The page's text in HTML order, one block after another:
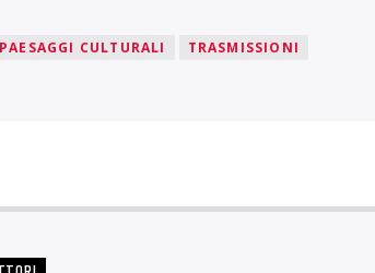
PAESAGGI CULTURALI TRASMISSIONI